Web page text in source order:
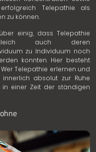
Telepathie als
zu können.
einig, dass Telepathie
auch deren
zu Individuum noch
konnten. Hier besteht
Telepathie erlernen und
absolut zur Ruhe
einer Zeit der ständigen